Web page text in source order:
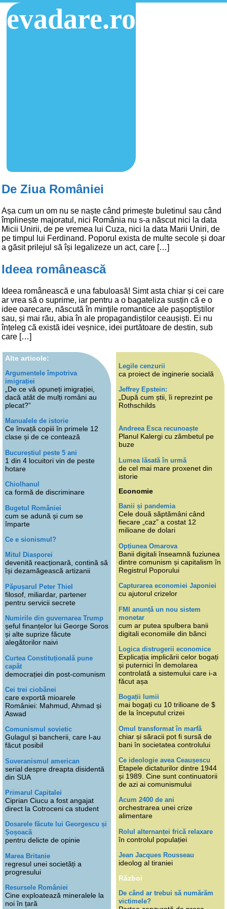
evadare.ro
De Ziua României
Așa cum un om nu se naște când primește buletinul sau când
împlinește majoratul, nici România nu s-a născut nici la data
Micii Unirii, de pe vremea lui Cuza, nici la data Marii Uniri, de
pe timpul lui Ferdinand. Poporul exista de multe secole și doar
a găsit prilejul să își legalizeze un act, care […]
Ideea românească
Ideea românească e una fabuloasă! Simt asta chiar și cei care
ar vrea să o suprime, iar pentru a o bagateliza susțin că e o
idee oarecare, născută în mințile romantice ale pașoptiștilor
sau, și mai rău, abia în ale propagandiștilor ceaușiști. Ei nu
înțeleg că există idei veșnice, idei purtătoare de destin, sub
care […]
Alte articole:
Argumentele împotriva
imigrației
„De ce vă opuneți imigrației,
dacă atât de mulți români au
plecat?”
Manualele de istorie
Ce învață copiii în primele 12
clase și de ce contează
Bucureștiul peste 5 ani
1 din 4 locuitori vin de peste
hotare
Chiolhanul
ca formă de discriminare
Bugetul României
cum se adună și cum se
împarte
Ce e sionismul?
Mitul Diasporei
devenită reacționară, contină să
își dezamăgească artizanii
Păpușarul Peter Thiel
filosof, miliardar, partener
pentru servicii secrete
Numirile din guvernarea Trump
șeful finanțelor lui George Soros
și alte suprize făcute
alegătorilor naivi
Curtea Constituțională pune
capăt
democrației din post-comunism
Cei trei ciobănei
care exportă mioarele
României: Mahmud, Ahmad și
Aswad
Comunismul sovietic
Gulagul și bancherii, care l-au
făcut posibil
Suveranismul american
serial despre dreapta disidentă
din SUA
Primarul Capitalei
Ciprian Ciucu a fost angajat
direct la Cotroceni ca student
Dosarele făcute lui Georgescu și
Șoșoacă
pentru delicte de opinie
Marea Britanie
regresul unei societăți a
progresului
Resursele României
Cine exploatează mineralele la
noi în țară
Legile cenzurii
ca proiect de inginerie socială
Jeffrey Epstein:
„După cum știi, îi reprezint pe
Rothschilds
Andreea Esca recunoaște
Planul Kalergi cu zâmbetul pe
buze
Lumea lăsată în urmă
de cel mai mare proxenet din
istorie
Economie
Banii și pandemia
Cele două săptămâni când
fiecare „caz” a costat 12
milioane de dolari
Opțiunea Omarova
Banii digitali înseamnă fuziunea
dintre comunism și capitalism în
Registrul Poporului
Capturarea economiei Japoniei
cu ajutorul crizelor
FMI anunță un nou sistem
monetar
cum ar putea spulbera banii
digitali economiile din bănci
Logica distrugerii economice
Explicația implicării celor bogați
și puternici în demolarea
controlată a sistemului care i-a
făcut așa
Bogații lumii
mai bogați cu 10 trilioane de $
de la începutul crizei
Omul transformat în marfă
chiar și săracii pot fi sursă de
bani în societatea controlului
Ce ideologie avea Ceaușescu
Etapele dictaturilor dintre 1944
și 1989. Cine sunt continuatorii
de azi ai comunismului
Acum 2400 de ani
orchestrarea unei crize
alimentare
Rolul alternanței frică relaxare
în controlul populației
Jean Jacques Rousseau
ideolog al tiraniei
Război
De când ar trebui să numărăm
victimele?